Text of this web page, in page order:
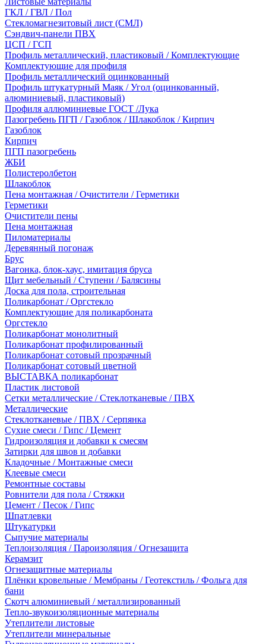
ГКЛ / ГВЛ / Пол
Стекломагнезитовый лист (СМЛ)
Сэндвич-панели ПВХ
ЦСП / ГСП
Профиль металлический, пластиковый / Комплектующие
Комплектующие для профиля
Профиль металлический оцинкованный
Профиль штукатурный Маяк / Угол (оцинкованный,
алюминиевый, пластиковый)
Профиля аллюминиевые ГОСТ /Лука
Пазогребень ПГП / Газоблок / Шлакоблок / Кирпич
Газоблок
Кирпич
ПГП пазогребень
ЖБИ
Полистеролбетон
Шлакоблок
Пена монтажная / Очистители / Герметики
Герметики
Очистители пены
Пена монтажная
Пиломатериалы
Деревянный погонаж
Брус
Вагонка, блок-хаус, имитация бруса
Щит мебельный / Ступени / Балясины
Доска для пола, строительная
Поликарбонат / Оргстекло
Комплектующие для поликарбоната
Оргстекло
Поликарбонат монолитный
Поликарбонат профилированный
Поликарбонат сотовый прозрачный
Поликарбонат сотовый цветной
ВЫСТАВКА поликарбонат
Пластик листовой
Сетки металлические / Стеклотканевые / ПВХ
Металлические
Стеклотканевые / ПВХ / Серпянка
Сухие смеси / Гипс / Цемент
Гидроизоляция и добавки к смесям
Затирки для швов и добавки
Кладочные / Монтажные смеси
Клеевые смеси
Ремонтные составы
Ровнители для пола / Стяжки
Цемент / Песок / Гипс
Шпатлевки
Штукатурки
Сыпучие материалы
Теплоизоляция / Пароизоляция / Огнезащита
Керамзит
Огнезащитные материалы
Плёнки кровельные / Мембраны / Геотекстиль / Фольга для
бани
Скотч алюминиевый / металлизированный
Тепло-звукоизоляционные материалы
Утеплители листовые
Утеплители минеральные